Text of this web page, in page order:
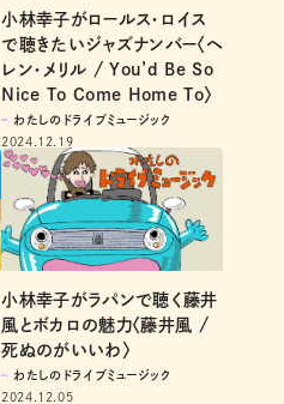
小林幸子がロールス・ロイス
で聴きたいジャズナンバー〈ヘ
レン・メリル / You’d Be So
Nice To Come Home To〉
わたしのドライブミュージック
2024.12.19
小林幸子がラパンで聴く藤井
風とボカロの魅力〈藤井風 /
死ぬのがいいわ〉
わたしのドライブミュージック
2024.12.05